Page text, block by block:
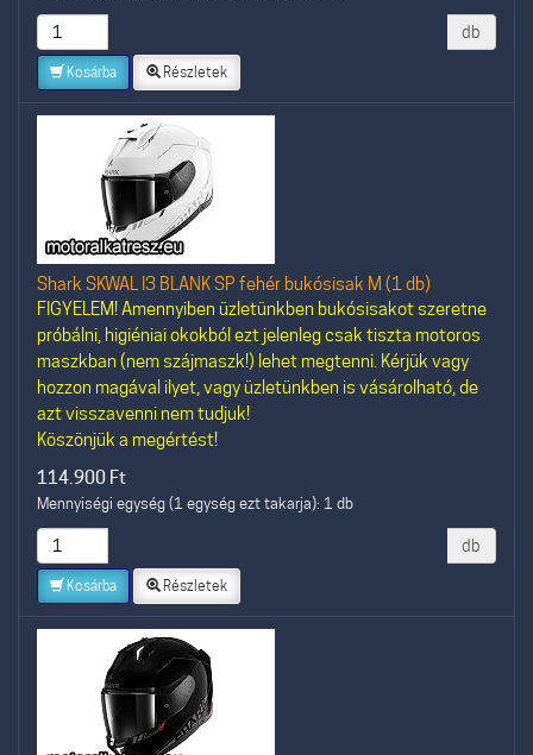
db
Kosárba Részletek
Shark SKWAL I3 BLANK SP fehér bukósisak M (1 db)
FIGYELEM! Amennyiben üzletünkben bukósisakot szeretne
próbálni, higiéniai okokból ezt jelenleg csak tiszta motoros
maszkban (nem szájmaszk!) lehet megtenni. Kérjük vagy
hozzon magával ilyet, vagy üzletünkben is vásárolható, de
azt visszavenni nem tudjuk!
Köszönjük a megértést!
114.900 Ft
Mennyiségi egység (1 egység ezt takarja): 1 db
db
Kosárba Részletek